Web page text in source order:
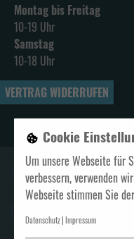
Cookie
Um unsere Webseite für
verbessern, verwenden
Webseite stimmen Sie
Datenschutz Impressum
Montag bis Freitag
10-19 Uhr
Samstag
10-18 Uhr
VERTRAG WIDERRUFEN
Alle Preise verstehen sich
GELD ZURÜCK
UMTAUSCH